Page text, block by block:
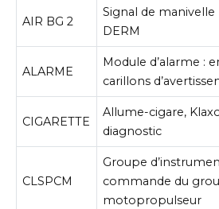
AIR BG 2
Signal de
DERM
ALARME
Module d’alarme :
carillons
CIGARETTE
Allume-cigare,
diagnostic
CLSPCM
Groupe
commande du
motopropulseur